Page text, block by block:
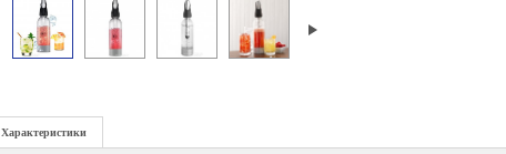
Характеристики